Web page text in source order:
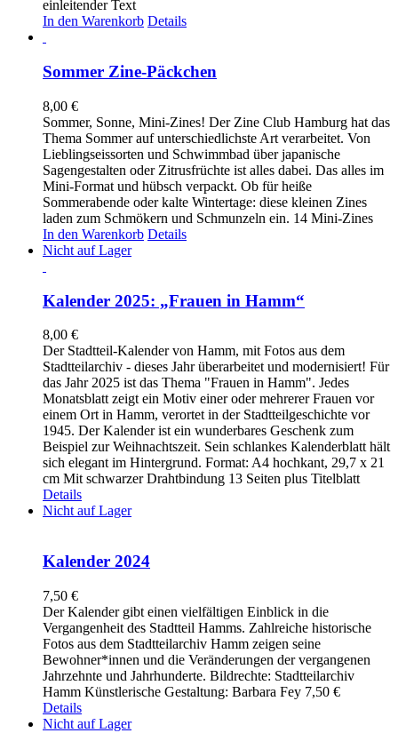
einleitender Text
In den Warenkorb Details
Sommer Zine-Päckchen
8,00 €
Sommer, Sonne, Mini-Zines! Der Zine Club Hamburg hat das
Thema Sommer auf unterschiedlichste Art verarbeitet. Von
Lieblingseissorten und Schwimmbad über japanische
Sagengestalten oder Zitrusfrüchte ist alles dabei. Das alles im
Mini-Format und hübsch verpackt. Ob für heiße
Sommerabende oder kalte Wintertage: diese kleinen Zines
laden zum Schmökern und Schmunzeln ein. 14 Mini-Zines
In den Warenkorb Details
Nicht auf Lager
Kalender 2025: „Frauen in Hamm“
8,00 €
Der Stadtteil-Kalender von Hamm, mit Fotos aus dem
Stadtteilarchiv - dieses Jahr überarbeitet und modernisiert! Für
das Jahr 2025 ist das Thema "Frauen in Hamm". Jedes
Monatsblatt zeigt ein Motiv einer oder mehrerer Frauen vor
einem Ort in Hamm, verortet in der Stadtteilgeschichte vor
1945. Der Kalender ist ein wunderbares Geschenk zum
Beispiel zur Weihnachtszeit. Sein schlankes Kalenderblatt hält
sich elegant im Hintergrund. Format: A4 hochkant, 29,7 x 21
cm Mit schwarzer Drahtbindung 13 Seiten plus Titelblatt
Details
Nicht auf Lager
Kalender 2024
7,50 €
Der Kalender gibt einen vielfältigen Einblick in die
Vergangenheit des Stadtteil Hamms. Zahlreiche historische
Fotos aus dem Stadtteilarchiv Hamm zeigen seine
Bewohner*innen und die Veränderungen der vergangenen
Jahrzehnte und Jahrhunderte. Bildrechte: Stadtteilarchiv
Hamm Künstlerische Gestaltung: Barbara Fey 7,50 €
Details
Nicht auf Lager